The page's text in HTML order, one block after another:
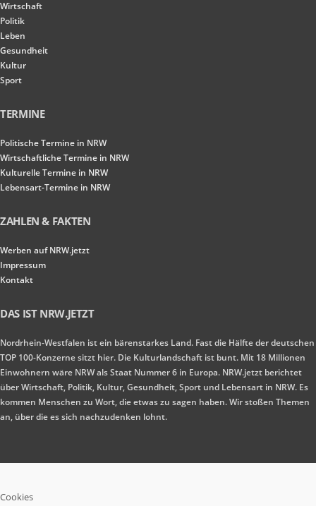
Wirtschaft
Politik
Leben
Gesundheit
Kultur
Sport
TERMINE
Politische Termine in NRW
Wirtschaftliche Termine in NRW
Kulturelle Termine in NRW
Lebensart-Termine in NRW
ZAHLEN & FAKTEN
Werben auf NRW.jetzt
Impressum
Kontakt
DAS IST NRW.JETZT
Nordrhein-Westfalen ist ein bärenstarkes Land. Fast die Hälfte der deutschen
TOP 100-Konzerne sitzt hier. Die Kulturlandschaft ist bunt. Mit 18 Millionen
Einwohnern wäre NRW als Staat Nummer 6 in Europa. NRW.jetzt berichtet
über Wirtschaft, Politik, Kultur, Gesundheit, Sport und Lebensart in NRW. Es
kommen Menschen zu Wort, die etwas zu sagen haben. Wir stoßen Themen
an, über die es sich nachzudenken lohnt.
Cookies